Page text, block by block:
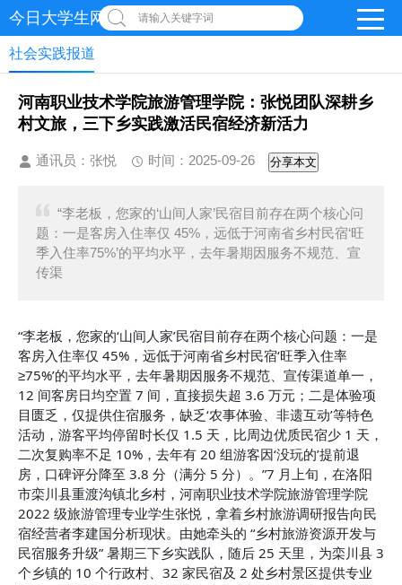
今日大学生网 | 在线投稿
请输入关键字词
社会实践报道
河南职业技术学院旅游管理学院：张悦团队深耕乡
村文旅，三下乡实践激活民宿经济新活力
通讯员：张悦 时间：2025-09-26 分享本文
“李老板，您家的‘山间人家’民宿目前存在两个核心问
题：一是客房入住率仅 45%，远低于河南省乡村民宿‘旺
季入住率75%’的平均水平，去年暑期因服务不规范、宣
传渠
“李老板，您家的‘山间人家’民宿目前存在两个核心问题：一是
客房入住率仅 45%，远低于河南省乡村民宿‘旺季入住率
≥75%’的平均水平，去年暑期因服务不规范、宣传渠道单一，
12 间客房日均空置 7 间，直接损失超 3.6 万元；二是体验项
目匮乏，仅提供住宿服务，缺乏‘农事体验、非遗互动’等特色
活动，游客平均停留时长仅 1.5 天，比周边优质民宿少 1 天，
二次复购率不足 10%，去年有 20 组游客因‘没玩的’提前退
房，口碑评分降至 3.8 分（满分 5 分）。”7 月上旬，在洛阳
市栾川县重渡沟镇北乡村，河南职业技术学院旅游管理学院
2022 级旅游管理专业学生张悦，拿着乡村旅游调研报告向民
宿经营者李建国分析现状。由她牵头的 “乡村旅游资源开发与
民宿服务升级” 暑期三下乡实践队，随后 25 天里，为栾川县 3
个乡镇的 10 个行政村、32 家民宿及 2 处乡村景区提供专业